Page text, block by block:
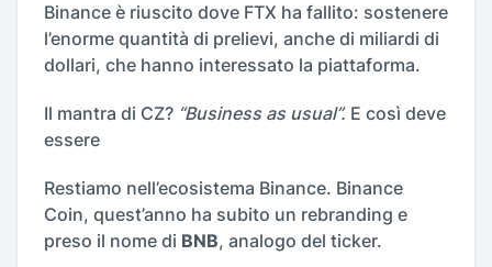
Binance è riuscito dove FTX ha fallito: sostenere
l’enorme quantità di prelievi, anche di miliardi di
dollari, che hanno interessato la piattaforma.
Il mantra di CZ? “Business as usual”. E così deve
essere
Restiamo nell’ecosistema Binance. Binance
Coin, quest’anno ha subito un rebranding e
preso il nome di BNB, analogo del ticker.